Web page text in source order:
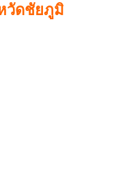
วัดชัยภูมิ